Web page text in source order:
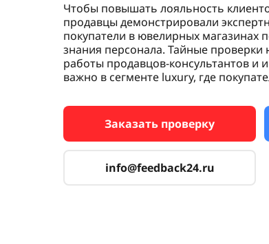
Чтобы повышать лояльность
продавцы демонстрировали
покупатели в ювелирных магазинах
знания персонала. Тайные
работы продавцов-консультантов и
важно в сегменте luxury, где
Заказать проверку
info@feedback24.ru